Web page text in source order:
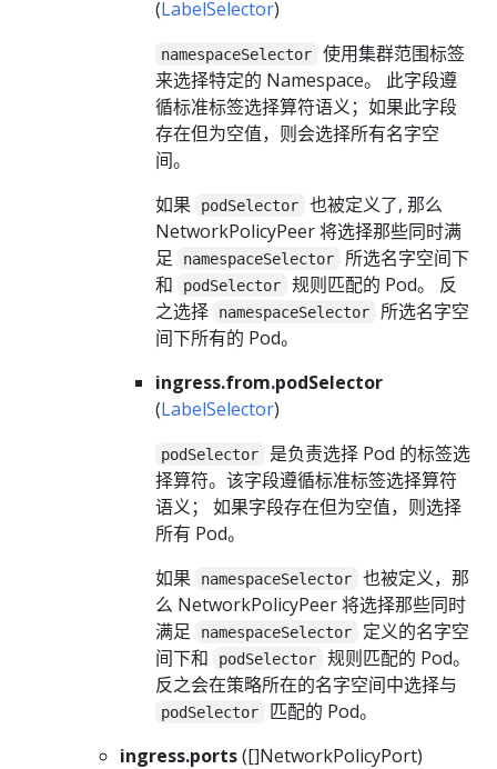
(LabelSelector)
namespaceSelector
使用集群范围标签
来选择特定的 Namespace。 此字段遵
循标准标签选择算符语义；如果此字段
存在但为空值，则会选择所有名字空
间。
如果
podSelector
也被定义了, 那么
NetworkPolicyPeer 将选择那些同时满
足
namespaceSelector
所选名字空间下
和
podSelector
规则匹配的 Pod。 反
之选择
namespaceSelector
所选名字空
间下所有的 Pod。
ingress.from.podSelector
(LabelSelector)
podSelector
是负责选择 Pod 的标签选
择算符。该字段遵循标准标签选择算符
语义； 如果字段存在但为空值，则选择
所有 Pod。
如果
namespaceSelector
也被定义，那
么 NetworkPolicyPeer 将选择那些同时
满足
namespaceSelector
定义的名字空
间下和
podSelector
规则匹配的 Pod。
反之会在策略所在的名字空间中选择与
podSelector
匹配的 Pod。
ingress.ports([]NetworkPolicyPort)